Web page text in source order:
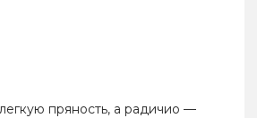
пряность, а радичио —